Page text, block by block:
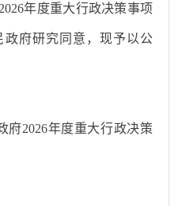
2026年度重大行政决策事项
政府研究同意，现予以公
府2026年度重大行政决策